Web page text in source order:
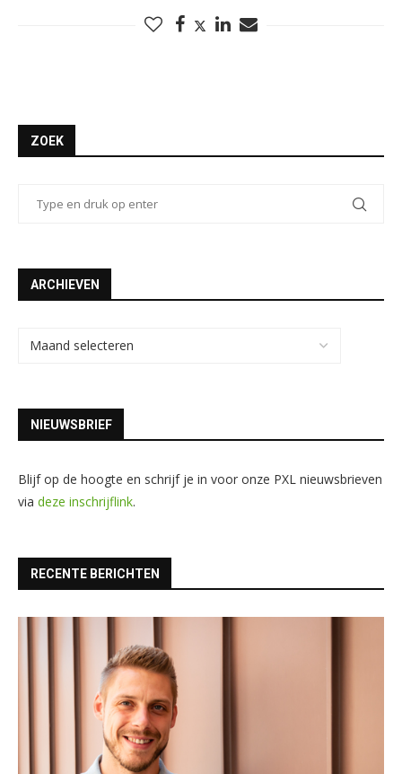
ZOEK
ARCHIEVEN
NIEUWSBRIEF
Blijf op de hoogte en schrijf je in voor onze PXL nieuwsbrieven
via deze inschrijflink.
RECENTE BERICHTEN